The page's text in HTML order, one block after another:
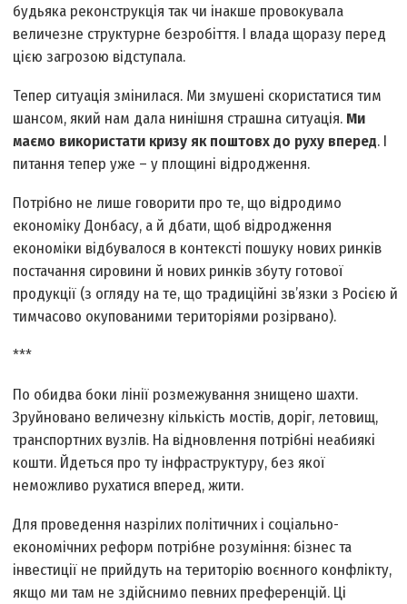
будь­яка реконструкція так чи інакше провокувала
величезне структурне безробіття. І влада щоразу перед
цією загрозою відступала.
Тепер ситуація змінилася. Ми змушені скористатися тим
шансом, який нам дала нинішня страшна ситуація. Ми
маємо використати кризу як поштовх до руху вперед. І
питання тепер уже – у площині відродження.
Потрібно не лише говорити про те, що відродимо
економіку Донбасу, а й дбати, щоб відродження
економіки відбувалося в контексті пошуку нових ринків
постачання сировини й нових ринків збуту готової
продукції (з огляду на те, що традиційні зв’язки з Росією й
тимчасово окупованими територіями розірвано).
***
По обидва боки лінії розмежу­вання знищено шахти.
Зруйновано величезну кількість мостів, доріг, летовищ,
транспортних вузлів. На відновлення потрібні неабиякі
кошти. Йдеться про ту інфраструктуру, без якої
неможливо рухатися вперед, жити.
Для проведення назрілих політичних і соціально­
економічних реформ потрібне розуміння: бізнес та
інвестиції не прийдуть на територію воєнного конфлікту,
якщо ми там не здійснимо певних преференцій. Ці